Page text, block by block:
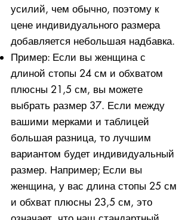
усилий, чем обычно, поэтому к
цене индивидуального размера
добавляется небольшая надбавка.
Пример: Если вы женщина с
длиной стопы 24 см и обхватом
плюсны 21,5 см, вы можете
выбрать размер 37. Если между
вашими мерками и таблицей
большая разница, то лучшим
вариантом будет индивидуальный
размер. Например; Если вы
женщина, у вас длина стопы 25 см
и обхват плюсны 23,5 см, это